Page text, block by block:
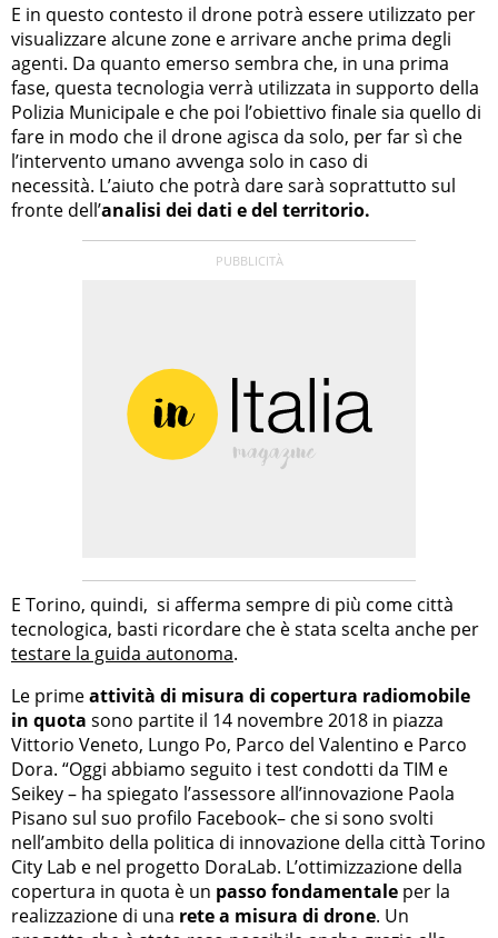
E in questo contesto il drone potrà essere utilizzato per
visualizzare alcune zone e arrivare anche prima degli
agenti. Da quanto emerso sembra che, in una prima
fase, questa tecnologia verrà utilizzata in supporto della
Polizia Municipale e che poi l’obiettivo finale sia quello di
fare in modo che il drone agisca da solo, per far sì che
l’intervento umano avvenga solo in caso di
necessità. L’aiuto che potrà dare sarà soprattutto sul
fronte dell’analisi dei dati e del territorio.
E Torino, quindi, si afferma sempre di più come città
tecnologica, basti ricordare che è stata scelta anche per
testare la guida autonoma.
Le primeattività di misura di copertura radiomobile
in quota sono partite il 14 novembre 2018 in piazza
Vittorio Veneto, Lungo Po, Parco del Valentino e Parco
Dora. “Oggi abbiamo seguito i test condotti da TIM e
Seikey – ha spiegato l’assessore all’innovazione Paola
Pisano sul suo profilo Facebook– che si sono svolti
nell’ambito della politica di innovazione della città Torino
City Lab e nel progetto DoraLab. L’ottimizzazione della
copertura in quota è un passo fondamentale per la
realizzazione di una rete a misura di drone. Un